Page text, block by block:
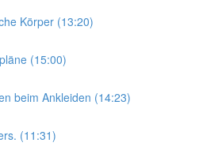
Körper (13:20)
(15:00)
beim Ankleiden (14:23)
(11:31)